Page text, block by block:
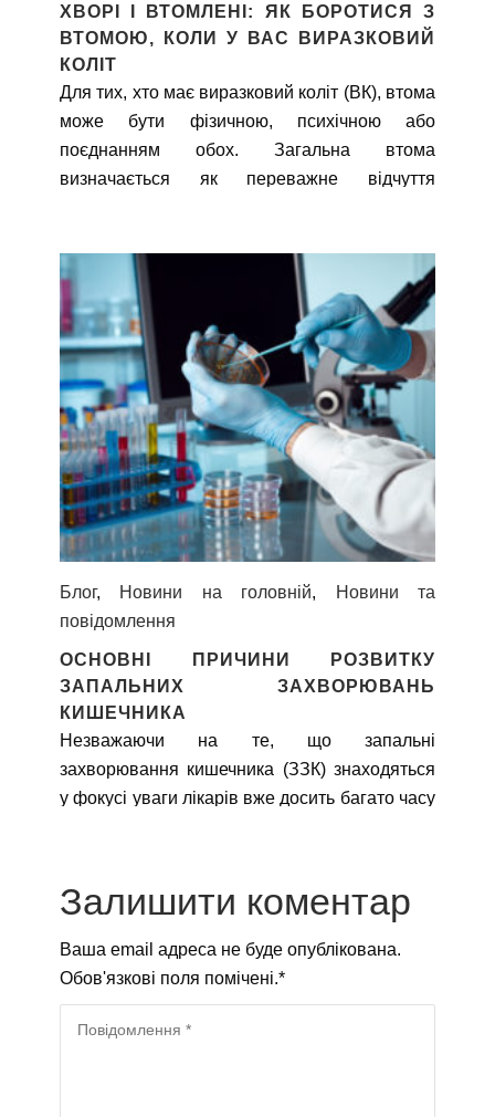
ХВОРІ І ВТОМЛЕНІ: ЯК БОРОТИСЯ З
ВТОМОЮ, КОЛИ У ВАС ВИРАЗКОВИЙ
КОЛІТ
Для тих, хто має виразковий коліт (ВК), втома
може бути фізичною, психічною або
поєднанням обох. Загальна втома
визначається як переважне відчуття
відпочинку або сну. Цей стан погіршується,
коли загострюється хвороба, та
покращується, коли наступає ремісія, але
ситуація може привести до наслідків, з якими
може бути важко впоратися.
Блог, Новини на головній,
Новини та
повідомлення
ОСНОВНІ ПРИЧИНИ РОЗВИТКУ
ЗАПАЛЬНИХ ЗАХВОРЮВАНЬ
КИШЕЧНИКА
Незважаючи на те, що запальні
захворювання кишечника (ЗЗК) знаходяться
у фокусі уваги лікарів вже досить багато часу
захворювань й досі залишається
невизначеною.
Залишити коментар
Ваша email адреса не буде опублікована.
Обов'язкові поля помічені.*